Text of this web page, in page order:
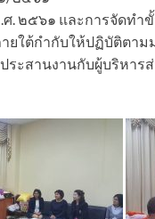
. ๒๕๖๑ และการจัดทำ
ยใต้กำกับให้ปฏิบัติตาม
ระสานงานกับผู้บริหาร